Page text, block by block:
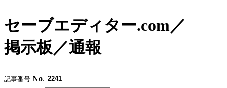
セーブエディター.com／
掲示板／通報
記事番号 No